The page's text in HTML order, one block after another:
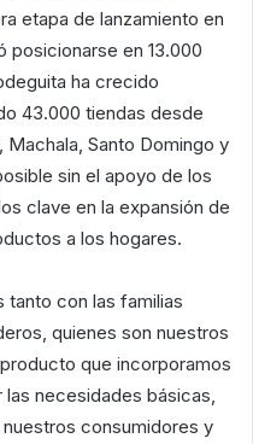
etapa de lanzamiento en
posicionarse en 13.000
ha crecido
43.000 tiendas desde
Machala, Santo Domingo y
sin el apoyo de los
clave en la expansión de
a los hogares.
con las familias
quienes son nuestros
que incorporamos
necesidades básicas,
consumidores y